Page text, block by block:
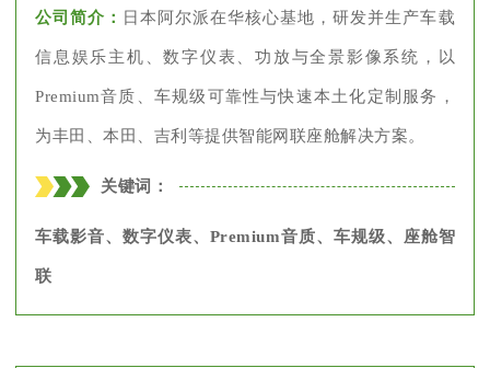
公司简介： 日本阿尔派在华核心基地，研发并生产车载
信息娱乐主机、数字仪表、功放与全景影像系统，以
Premium音质、车规级可靠性与快速本土化定制服务，
为丰田、本田、吉利等提供智能网联座舱解决方案。
关键词：
车载影音、数字仪表、Premium音质、车规级、座舱智
联